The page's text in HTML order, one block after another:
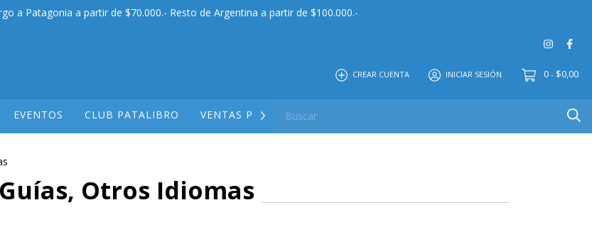
a Patagonia a partir de $70.000.- Resto de Argentina a partir de $100.000.-
CREAR CUENTA INICIAR SESIÓN 0 - $0,00
EVENTOS CLUB PATALIBRO VENTAS POR MAYOR
Otros Idiomas